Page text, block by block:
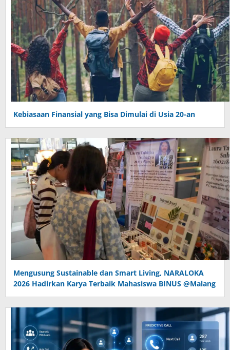
Kebiasaan Finansial yang Bisa Dimulai di Usia 20-an
Mengusung Sustainable dan Smart Living, NARALOKA
2026 Hadirkan Karya Terbaik Mahasiswa BINUS @Malang